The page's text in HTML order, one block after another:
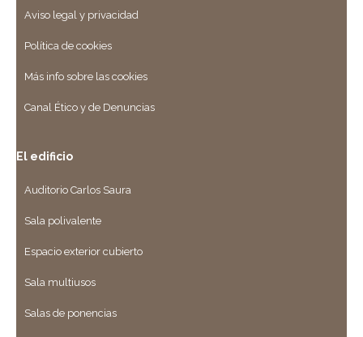
Aviso legal y privacidad
Política de cookies
Más info sobre las cookies
Canal Ético y de Denuncias
El edificio
Auditorio Carlos Saura
Sala polivalente
Espacio exterior cubierto
Sala multiusos
Salas de ponencias